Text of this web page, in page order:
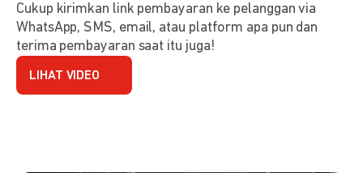
Cukup kirimkan link pembayaran ke pelanggan via
WhatsApp, SMS, email, atau platform apa pun dan
terima pembayaran saat itu juga!
LIHAT VIDEO